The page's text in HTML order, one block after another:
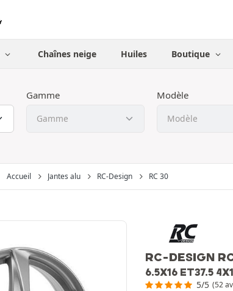
Chaînes neige Huiles Boutique
Gamme Modèle
Accueil Jantes alu RC-Design RC 30
RC-DESIGN
6.5X16 ET37.5
5/5 (52